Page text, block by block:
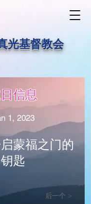
光基督教会
信息
1, 2023
蒙福之门的
钥匙
后一个 >